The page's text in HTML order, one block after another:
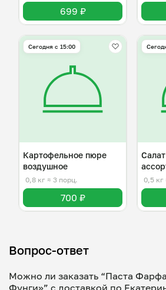
699 ₽
Сегодня с 15:00
Картофельное пюре
воздушное
0,8 кг ≈ 3 порц.
700 ₽
0,5 кг
Вопрос-ответ
Можно ли заказать “Паста
Фунги»” с доставкой по